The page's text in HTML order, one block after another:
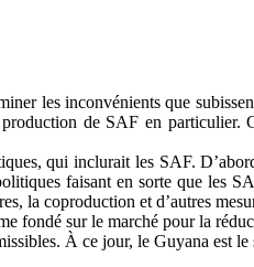
les inconvénients que
de SAF en
qui inclurait les SAF.
faisant en sorte que les
la coproduction et d’autres
fondé sur le marché pour la
À ce jour, le Guyana est